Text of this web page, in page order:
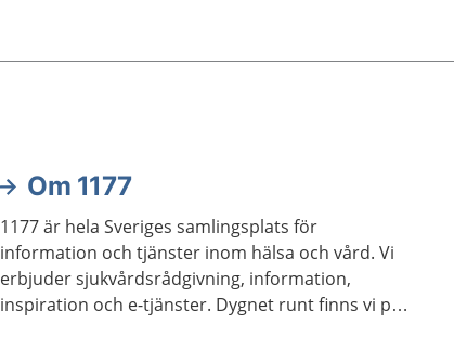
Om 1177
1177 är hela Sveriges samlingsplats för
information och tjänster inom hälsa och vård. Vi
erbjuder sjukvårdsrådgivning, information,
inspiration och e-tjänster. Dygnet runt finns vi på